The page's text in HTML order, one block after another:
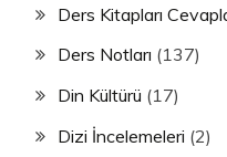
Ders Kitapları
Ders Notları (137)
Din Kültürü (17)
Dizi İncelemeleri (2)